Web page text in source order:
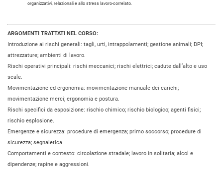
organizzativi, relazionali e allo stress lavoro-correlato.
ARGOMENTI TRATTATI NEL CORSO:
Introduzione ai rischi generali: tagli, urti, intrappolamenti; gestione animali; DPI;
attrezzature; ambienti di lavoro.
Rischi operativi principali: rischi meccanici; rischi elettrici; cadute dall’alto e uso
scale.
Movimentazione ed ergonomia: movimentazione manuale dei carichi;
movimentazione merci; ergonomia e postura.
Rischi specifici da esposizione: rischio chimico; rischio biologico; agenti fisici;
rischio esplosione.
Emergenze e sicurezza: procedure di emergenza; primo soccorso; procedure di
sicurezza; segnaletica.
Comportamenti e contesto: circolazione stradale; lavoro in solitaria; alcol e
dipendenze; rapine e aggressioni.